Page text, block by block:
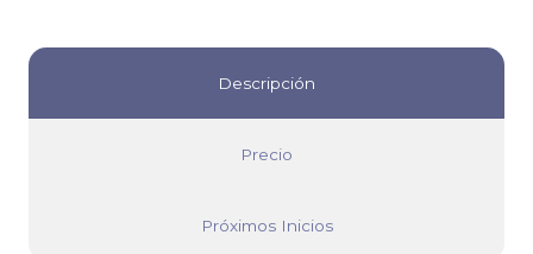
Descripción
Precio
Próximos Inicios